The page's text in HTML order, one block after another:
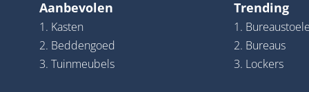
Aanbevolen
1. Kasten
2. Beddengoed
3. Tuinmeubels
Trending
1.
2. Bureaus
3. Lockers